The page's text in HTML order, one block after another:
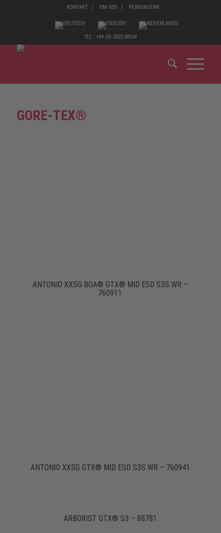
KONTAKT OM OSS PERSONVERN
TEL.: +49 (0) 2825 80168
GORE-TEX®
ANTONIO XXSG BOA® GTX® MID ESD S3S WR –
760911
ANTONIO XXSG GTX® MID ESD S3S WR – 760941
ARBORIST GTX® S3 – 88781